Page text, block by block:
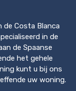
de Costa Blanca
in de
de Spaanse
het gehele
kunt u bij ons
uw woning.